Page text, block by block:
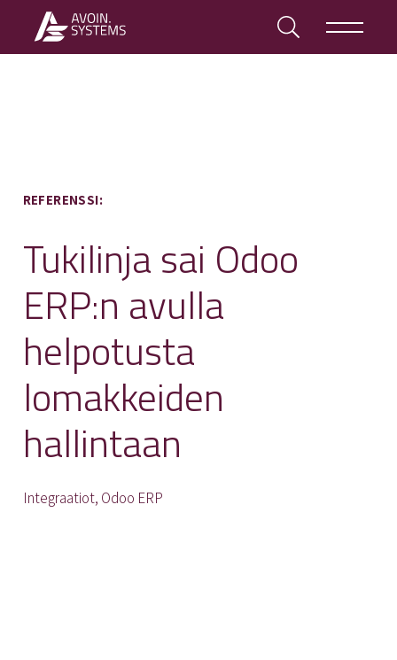
REFERENSSI:
Tukilinja sai Odoo
ERP:n avulla
helpotusta
lomakkeiden
hallintaan
Integraatiot, Odoo ERP